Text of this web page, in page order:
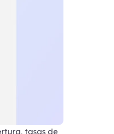
tasas de